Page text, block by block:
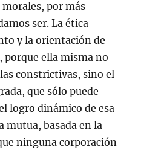
por más
ser. La ética
y la orientación de
porque ella misma no
constrictivas, sino el
que sólo puede
logro dinámico de esa
mutua, basada en la
ninguna corporación